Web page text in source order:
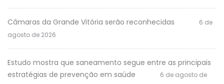
Câmaras da Grande Vitória serão reconhecidas
6 de
agosto de 2026
Estudo mostra que saneamento segue entre as principais
estratégias de prevenção em saúde
6 de agosto de